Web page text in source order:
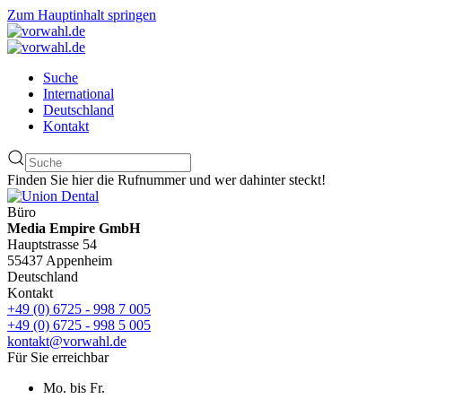
Zum Hauptinhalt springen
Suche
International
Deutschland
Kontakt
Finden Sie hier die Rufnummer und wer dahinter steckt!
Büro
Media Empire GmbH
Hauptstrasse 54
55437 Appenheim
Deutschland
Kontakt
+49 (0) 6725 - 998 7 005
+49 (0) 6725 - 998 5 005
kontakt@vorwahl.de
Für Sie erreichbar
Mo. bis Fr.